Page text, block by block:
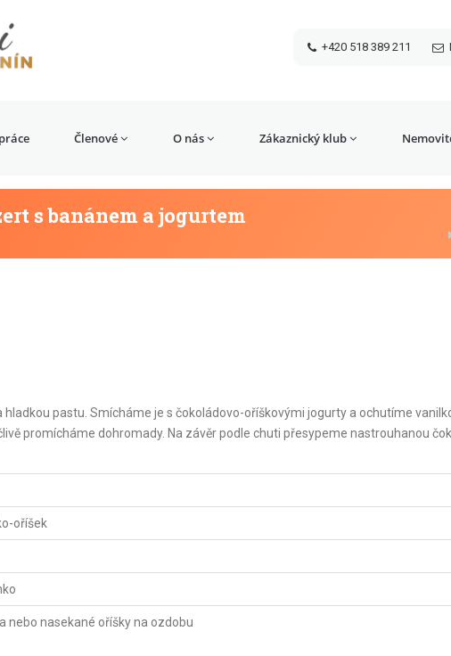
+420 518 389 211
Členové O nás Zákaznický klub
s banánem a jogurtem
pastu. Smícháme je s čokoládovo-oříškovými jogurty a ochutíme
promícháme dohromady. Na závěr podle chuti přesypeme nastrouhanou
oříšek
nebo nasekané oříšky na ozdobu